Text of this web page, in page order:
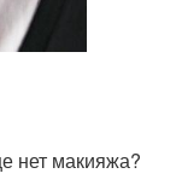
нет макияжа?